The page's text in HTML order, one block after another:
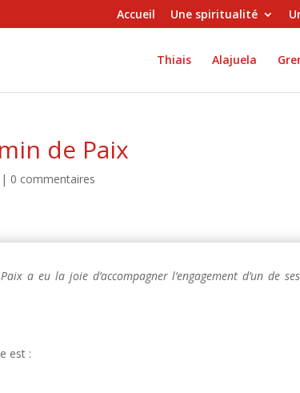
Accueil Une spiritualité
Thiais Alajuela
de Paix
| 0 commentaires
a eu la joie d’accompagner l’engagement d’un de ses
est :